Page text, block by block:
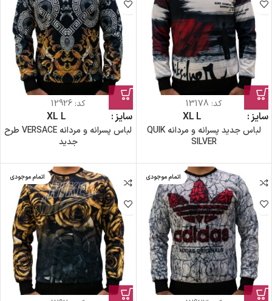
کد: 13178
سایز L
XL
لباس جدید پسرانه و مردانه QUIK
SILVER
کد:12926
سایز L
XL
لباس پسرانه و مردانه VERSACE طرح
جدید
اتمام موجودی اتمام موجودی